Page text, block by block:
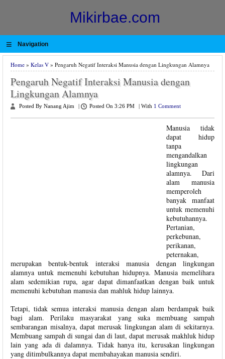
Mikirbae.com
≡ Navigation
Home » Kelas V » Pengaruh Negatif Interaksi Manusia dengan Lingkungan Alamnya
Pengaruh Negatif Interaksi Manusia dengan
Lingkungan Alamnya
Posted By Nanang Ajim Posted On 3:26 PM With 1 Comment
Manusia tidak
dapat hidup
tanpa
mengandalkan
lingkungan
alamnya. Dari
alam manusia
memperoleh
banyak manfaat
untuk memenuhi
kebutuhannya.
Pertanian,
perkebunan,
perikanan,
peternakan,
merupakan bentuk-bentuk interaksi manusia dengan lingkungan
alamnya untuk memenuhi kebutuhan hidupnya. Manusia memelihara
alam sedemikian rupa, agar dapat dimanfaatkan dengan baik untuk
memenuhi kebutuhan manusia dan mahluk hidup lainnya.
Tetapi, tidak semua interaksi manusia dengan alam berdampak baik
bagi alam. Perilaku masyarakat yang suka membuang sampah
sembarangan misalnya, dapat merusak lingkungan alam di sekitarnya.
Membuang sampah di sungai dan di laut, dapat merusak makhluk hidup
lain yang ada di dalamnya. Tidak hanya itu, kerusakan lingkungan
yang ditimbulkannya dapat membahayakan manusia sendiri.